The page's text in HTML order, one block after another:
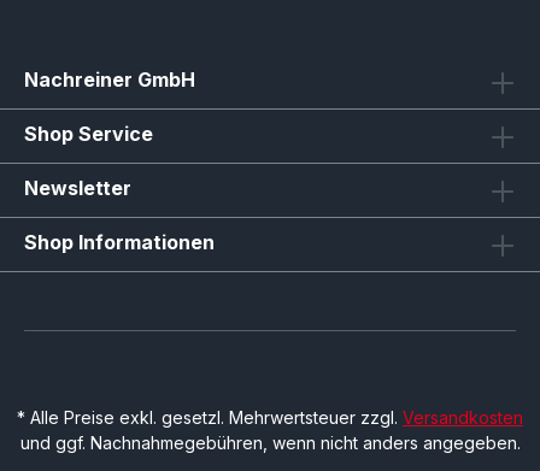
Nachreiner GmbH
Shop Service
Newsletter
Shop Informationen
* Alle Preise exkl. gesetzl. Mehrwertsteuer zzgl. Versandkosten
und ggf. Nachnahmegebühren, wenn nicht anders angegeben.